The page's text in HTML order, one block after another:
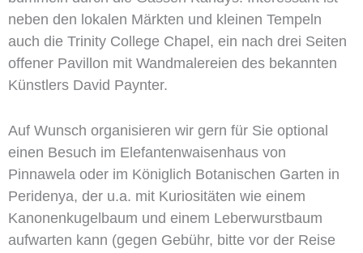
neben den lokalen Märkten und kleinen Tempeln
auch die Trinity College Chapel, ein nach drei Seiten
offener Pavillon mit Wandmalereien des bekannten
Künstlers David Paynter.
Auf Wunsch organisieren wir gern für Sie optional
einen Besuch im Elefantenwaisenhaus von
Pinnawela oder im Königlich Botanischen Garten in
Peridenya, der u.a. mit Kuriositäten wie einem
Kanonenkugelbaum und einem Leberwurstbaum
aufwarten kann (gegen Gebühr, bitte vor der Reise